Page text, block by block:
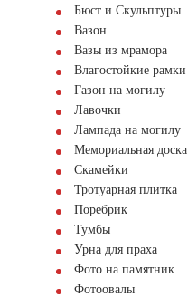
Бюст и Скульптуры
Вазон
Вазы из мрамора
Влагостойкие рамки
Газон на могилу
Лавочки
Лампада на могилу
Мемориальная доска
Скамейки
Тротуарная плитка
Поребрик
Тумбы
Урна для праха
Фото на памятник
Фотоовалы